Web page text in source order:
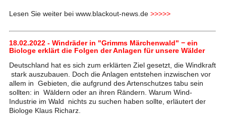
Lesen Sie weiter bei www.blackout-news.de >>>>>
18.02.2022 - Windräder in "Grimms Märchenwald" − ein
Biologe erklärt die Folgen der Anlagen für unsere Wälder
Deutschland hat es sich zum erklärten Ziel gesetzt, die Windkraft
stark auszubauen. Doch die Anlagen entstehen inzwischen vor
allem in Gebieten, die aufgrund des Artenschutzes tabu sein
sollten: in Wäldern oder an ihren Rändern. Warum Wind-
Industrie im Wald nichts zu suchen haben sollte, erläutert der
Biologe Klaus Richarz.